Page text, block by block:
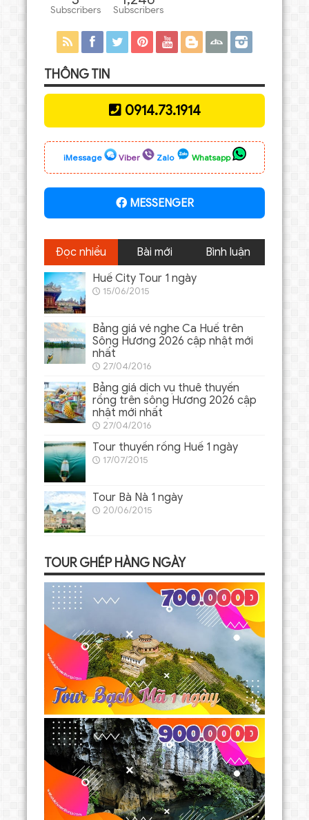
Subscribers Subscribers
THÔNG TIN
0914.73.1914
iMessage Viber Zalo Whatsapp
MESSENGER
Đọc nhiều Bài mới
Bình luận
Huế City Tour 1 ngày
15/06/2015
Bảng giá vé nghe Ca Huế trên
Sông Hương 2026 cập nhật mới
nhất
27/04/2016
Bảng giá dịch vụ thuê thuyền
rồng trên sông Hương 2026 cập
nhật mới nhất
27/04/2016
Tour thuyền rồng Huế 1 ngày
17/07/2015
Tour Bà Nà 1 ngày
20/06/2015
TOUR GHÉP HÀNG NGÀY